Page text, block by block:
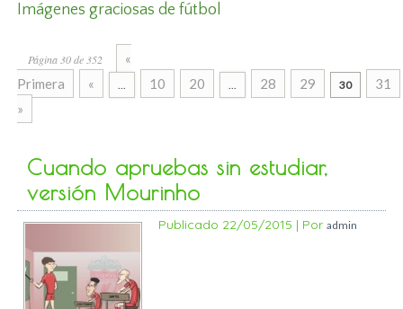
Imágenes graciosas de fútbol
Página 30 de 352
«
Primera
« ... 10 20 ... 28 29 30
31
»
Cuando apruebas sin estudiar,
versión Mourinho
Publicado 22/05/2015 | Por admin